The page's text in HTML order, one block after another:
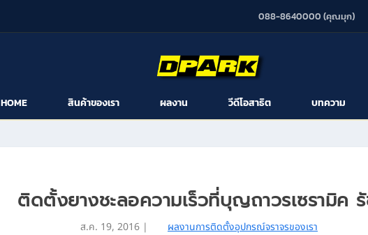
088-8640000 (คุณมุก)
HOME สินค้าของเรา ผลงาน วีดีโอสาธิต บทความ
ติดตั้งยางชะลอความเร็วที่บุญถาวรเซรามิค
ส.ค. 19, 2016 | ผลงานการติดตั้งอุปกรณ์จราจรของเรา